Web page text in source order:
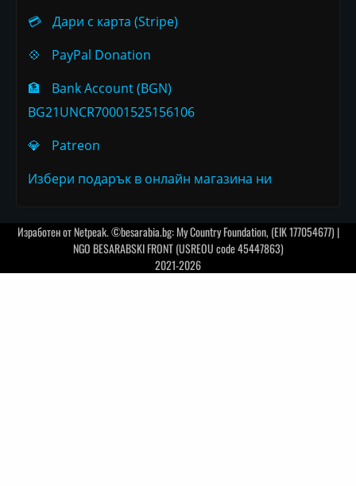
💳
Дари с карта (Stripe)
💠
PayPal Donation
🏦
Bank Account (BGN)
BG21UNCR70001525156106
💎
Patreon
Избери подарък в онлайн магазина ни
Изработен отNetpeak. ©besarabia.bg: My Country Foundation, (EIK 177054677) |
NGO BESARABSKI FRONT (USREOU code 45447863)
2021-2026